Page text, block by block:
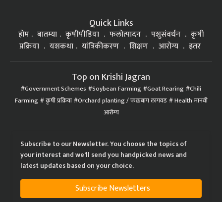
Quick Links
होम बातम्या कृषीपीडिया फलोत्पादन पशुसंवर्धन
कृषी
प्रक्रिया
यशकथा यांत्रिकीकरण शिक्षण आरोग्य इतर
Top on Krishi Jagran
Government Schemes Soybean Farming Goat Rearing Chili
Farming कृषी प्रक्रिया Orchard planting / फळबाग लागवड Health मानवी
आरोग्य
Subscribe to our Newsletter. You choose the topics of
your interest and we'll send you handpicked news and
latest updates based on your choice.
Subscribe Newsletters